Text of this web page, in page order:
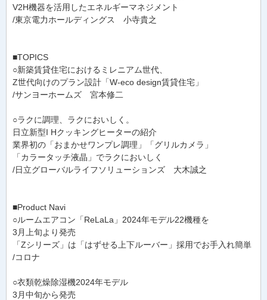
V2H機器を活用したエネルギーマネジメント
/東京電力ホールディングス 小寺貴之
■TOPICS
○新築賃貸住宅におけるミレニアム世代、
Z世代向けのプラン設計「W-eco design賃貸住宅」
/サンヨーホームズ 宮本修二
○ラクに調理、ラクにおいしく。
日立新型I Hクッキングヒーターの紹介
業界初の「おまかせワンプレ調理」「グリルカメラ」
「カラータッチ液晶」でラクにおいしく
/日立グローバルライフソリューションズ 大木誠之
■Product Navi
○ルームエアコン「ReLaLa」2024年モデル22機種を
3月上旬より発売
「Zシリーズ」は「はずせる上下ルーバー」採用でお手入れ簡単
/コロナ
○衣類乾燥除湿機2024年モデル
3月中旬から発売